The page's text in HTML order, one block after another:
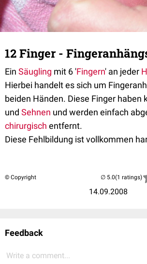
12 Finger -
Ein Säugling mit 6 'Fingern' an jeder
Hierbei handelt es sich um
beiden Händen. Diese Finger haben
und Sehnen und werden einfach
chirurgisch entfernt.
Diese Fehlbildung ist vollkommen
© Copyright
14.09.2008
(1 ratings)
Feedback
Write a comment...